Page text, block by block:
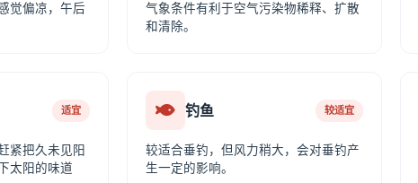
觉偏凉，午后
气象条件有利于空气污染物稀释、扩散
和清除。
适宜
紧把久未见阳
太阳的味道
钓鱼 较适宜
较适合垂钓，但风力稍大，会对垂钓产
生一定的影响。